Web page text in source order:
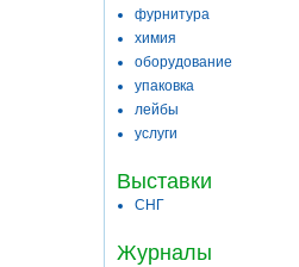
фурнитура
химия
оборудование
упаковка
лейбы
услуги
Выставки
СНГ
Журналы